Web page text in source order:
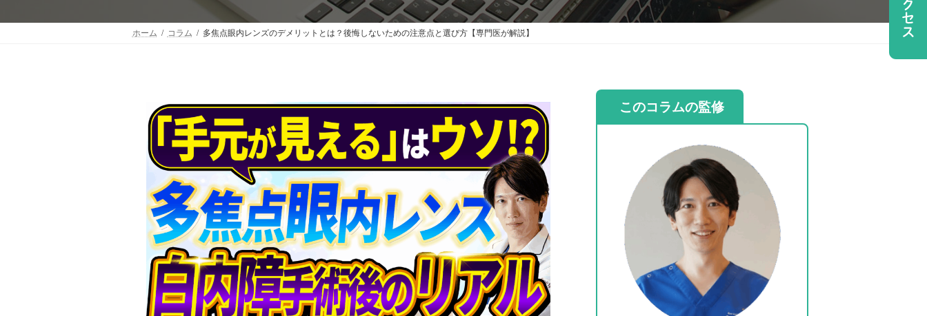
ホーム コラム 多焦点眼内レンズのデメリットとは？後悔しないための注意点と選び方【専門医が解説】
このコラムの監修